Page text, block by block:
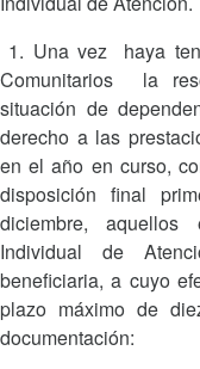
1. Una vez haya
Comunitarios la
situación de
derecho a las
en el año en curso,
disposición final
diciembre, aquellos
Individual de
beneficiaria, a cuyo
plazo máximo de
documentación: